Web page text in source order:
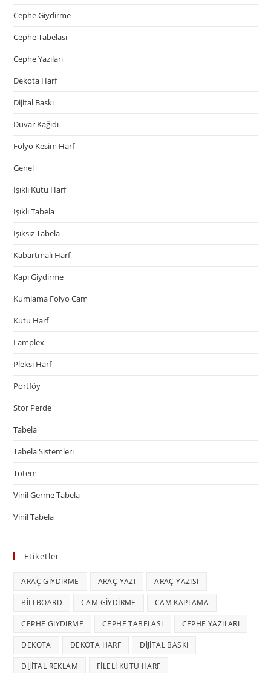
Cephe Giydirme
Cephe Tabelası
Cephe Yazıları
Dekota Harf
Dijital Baskı
Duvar Kağıdı
Folyo Kesim Harf
Genel
Işıklı Kutu Harf
Işıklı Tabela
Işıksız Tabela
Kabartmalı Harf
Kapı Giydirme
Kumlama Folyo Cam
Kutu Harf
Lamplex
Pleksi Harf
Portföy
Stor Perde
Tabela
Tabela Sistemleri
Totem
Vinil Germe Tabela
Vinil Tabela
Etiketler
ARAÇ GIYDIRME ARAÇ YAZI ARAÇ YAZISI
BILLBOARD CAM GIYDIRME CAM KAPLAMA
CEPHE GIYDIRME CEPHE TABELASI CEPHE YAZILARI
DEKOTA DEKOTA HARF DIJITAL BASKI
DIJITAL REKLAM FILELI KUTU HARF